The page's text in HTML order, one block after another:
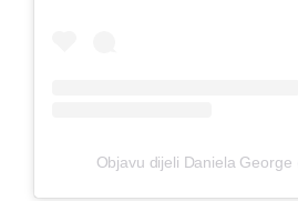
Objavu dijeli Daniela George